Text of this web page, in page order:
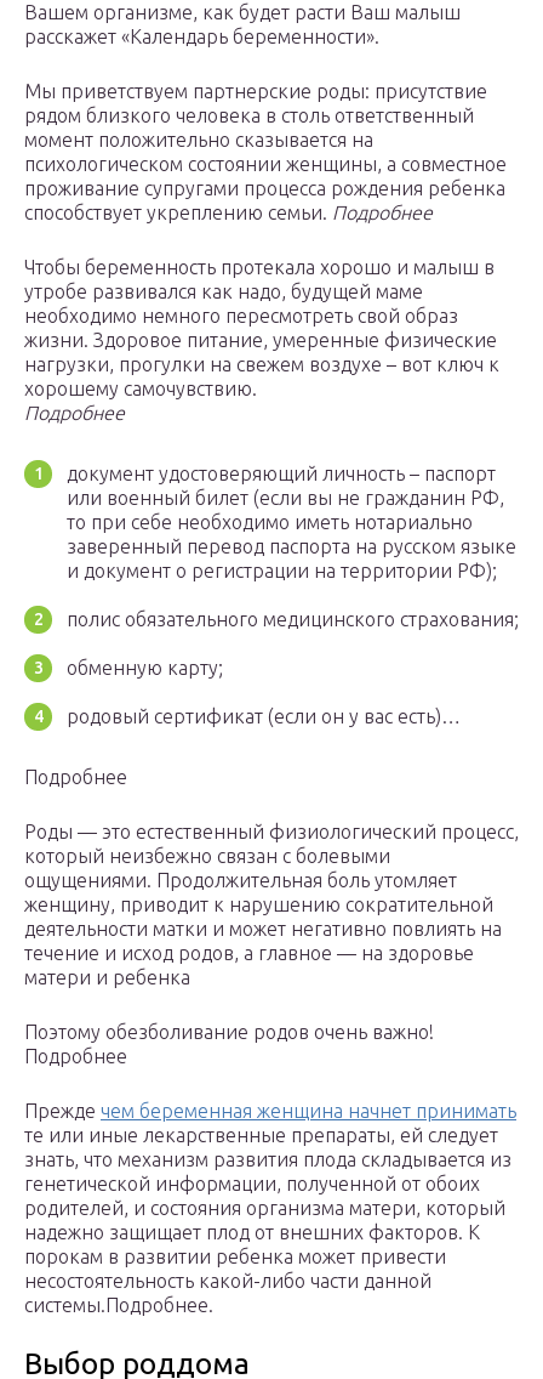
Вашем организме, как будет расти Ваш малыш
расскажет «Календарь беременности».
Мы приветствуем партнерские роды: присутствие
рядом близкого человека в столь ответственный
момент положительно сказывается на
психологическом состоянии женщины, а совместное
проживание супругами процесса рождения ребенка
способствует укреплению семьи. Подробнее
Чтобы беременность протекала хорошо и малыш в
утробе развивался как надо, будущей маме
необходимо немного пересмотреть свой образ
жизни. Здоровое питание, умеренные физические
нагрузки, прогулки на свежем воздухе – вот ключ к
хорошему самочувствию.
Подробнее
документ удостоверяющий личность – паспорт
или военный билет (если вы не гражданин РФ,
то при себе необходимо иметь нотариально
заверенный перевод паспорта на русском языке
и документ о регистрации на территории РФ);
полис обязательного медицинского страхования;
обменную карту;
родовый сертификат (если он у вас есть)…
Подробнее
Роды — это естественный физиологический процесс,
который неизбежно связан с болевыми
ощущениями. Продолжительная боль утомляет
женщину, приводит к нарушению сократительной
деятельности матки и может негативно повлиять на
течение и исход родов, а главное — на здоровье
матери и ребенка
Поэтому обезболивание родов очень важно!
Подробнее
Прежде чем беременная женщина начнет принимать
те или иные лекарственные препараты, ей следует
знать, что механизм развития плода складывается из
генетической информации, полученной от обоих
родителей, и состояния организма матери, который
надежно защищает плод от внешних факторов. К
порокам в развитии ребенка может привести
несостоятельность какой-либо части данной
системы.Подробнее.
Выбор роддома